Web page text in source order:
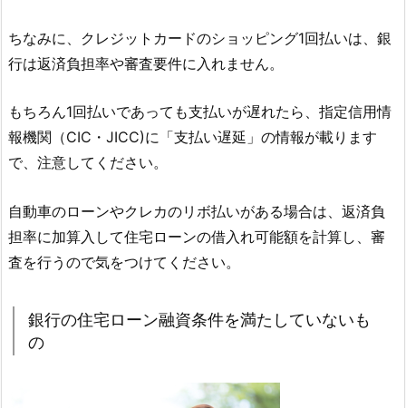
ちなみに、クレジットカードのショッピング1回払いは、銀
行は返済負担率や審査要件に入れません。
もちろん1回払いであっても支払いが遅れたら、指定信用情
報機関（CIC・JICC)に「支払い遅延」の情報が載ります
で、注意してください。
自動車のローンやクレカのリボ払いがある場合は、返済負
担率に加算入して住宅ローンの借入れ可能額を計算し、審
査を行うので気をつけてください。
銀行の住宅ローン融資条件を満たしていないも
の